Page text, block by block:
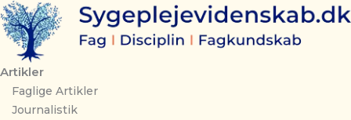
Gå
til
indholdet
Artikler
Faglige Artikler
Journalistik